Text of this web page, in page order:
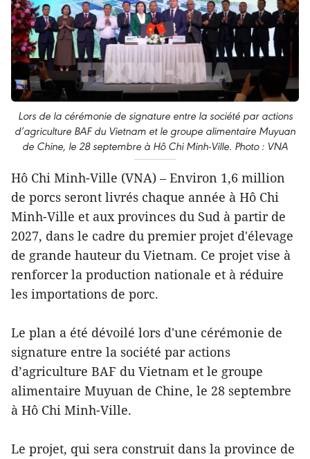
Lors de la cérémonie de signature entre la société par actions
d’agriculture BAF du Vietnam et le groupe alimentaire Muyuan
de Chine, le 28 septembre à Hô Chi Minh-Ville. Photo : VNA
Hô Chi Minh-Ville (VNA) – Environ 1,6 million
de porcs seront livrés chaque année à Hô Chi
Minh-Ville et aux provinces du Sud à partir de
2027, dans le cadre du premier projet d'élevage
de grande hauteur du Vietnam. Ce projet vise à
renforcer la production nationale et à réduire
les importations de porc.
Le plan a été dévoilé lors d'une cérémonie de
signature entre la société par actions
d’agriculture BAF du Vietnam et le groupe
alimentaire Muyuan de Chine, le 28 septembre
à Hô Chi Minh-Ville.
Le projet, qui sera construit dans la province de